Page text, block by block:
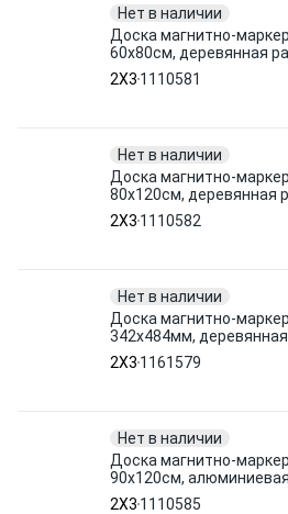
Нет в наличии
Доска магнитно-
60x80см, деревянная
магнита . TS86/C
2X3 1110581
Нет в наличии
Доска магнитно-
80x120см, деревянная
магнита . TS128/C
2X3 1110582
Нет в наличии
Доска магнитно-
342x484мм,
DR 1161579 2X3
2X3 1161579
Нет в наличии
Доска магнитно-
90x120см,
маркер, 3 магнита.
2X3 1110585